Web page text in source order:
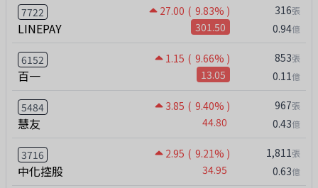
7722 27.00 ( 9.83% )
LINEPAY 301.50
316張
0.94億
6152 1.15 ( 9.66% )
百一 13.05
853張
0.11億
5484 3.85 ( 9.40% )
慧友 44.80
967張
0.43億
3716 2.95 ( 9.21% )
中化控股 34.95
1,811張
0.63億